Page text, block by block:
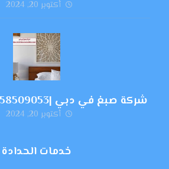
أكتوبر 20, 2024
شركة صبغ في دبي |0558509053| صباغ رخيص
أكتوبر 20, 2024
خدمات الحدادة